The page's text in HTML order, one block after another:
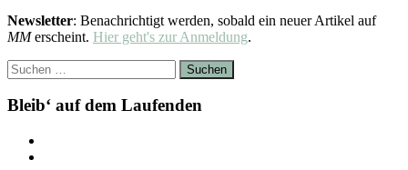
Newsletter: Benachrichtigt werden, sobald ein neuer Artikel auf
MMerscheint. Hier geht's zur Anmeldung.
Suchen
nach:
Bleib‘ auf dem Laufenden